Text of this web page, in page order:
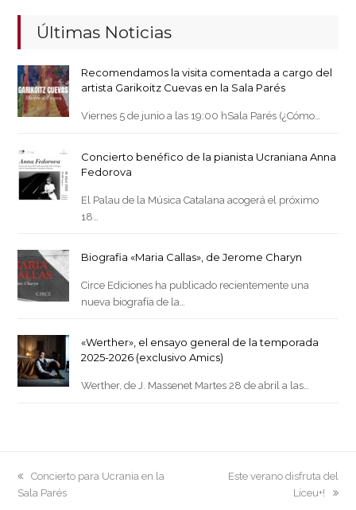
Últimas Noticias
Recomendamos la visita comentada a cargo del
artista Garikoitz Cuevas en la Sala Parés
Viernes 5 de junio a las 19:00 hSala Parés (¿Cómo…
Concierto benéfico de la pianista Ucraniana Anna
Fedorova
El Palau de la Música Catalana acogerá el próximo
18…
Biografia «Maria Callas», de Jerome Charyn
Circe Ediciones ha publicado recientemente una
nueva biografía de la…
«Werther», el ensayo general de la temporada
2025-2026 (exclusivo Amics)
Werther, de J. Massenet Martes 28 de abril a las…
previous
post:
Concierto para Ucrania en la
Sala Parés
next
Este verano disfruta del
Liceu+!